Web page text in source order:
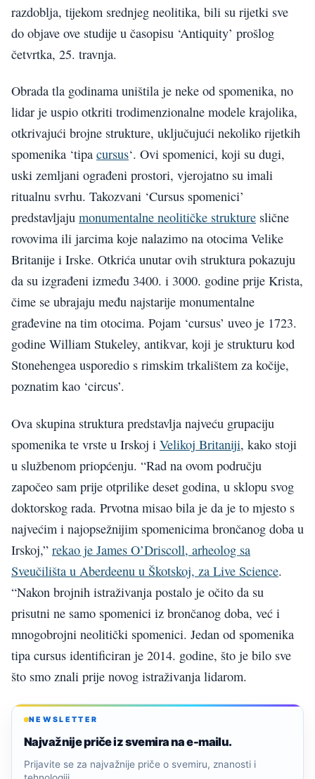
razdoblja, tijekom srednjeg neolitika, bili su rijetki sve
do objave ove studije u časopisu ‘Antiquity’ prošlog
četvrtka, 25. travnja.
Obrada tla godinama uništila je neke od spomenika, no
lidar je uspio otkriti trodimenzionalne modele krajolika,
otkrivajući brojne strukture, uključujući nekoliko rijetkih
spomenika ‘tipa cursus‘. Ovi spomenici, koji su dugi,
uski zemljani ograđeni prostori, vjerojatno su imali
ritualnu svrhu. Takozvani ‘Cursus spomenici’
predstavljaju monumentalne neolitičke strukture slične
rovovima ili jarcima koje nalazimo na otocima Velike
Britanije i Irske. Otkrića unutar ovih struktura pokazuju
da su izgrađeni između 3400. i 3000. godine prije Krista,
čime se ubrajaju među najstarije monumentalne
građevine na tim otocima. Pojam ‘cursus’ uveo je 1723.
godine William Stukeley, antikvar, koji je strukturu kod
Stonehengea usporedio s rimskim trkalištem za kočije,
poznatim kao ‘circus’.
Ova skupina struktura predstavlja najveću grupaciju
spomenika te vrste u Irskoj i Velikoj Britaniji, kako stoji
u službenom priopćenju. “Rad na ovom području
započeo sam prije otprilike deset godina, u sklopu svog
doktorskog rada. Prvotna misao bila je da je to mjesto s
najvećim i najopsežnijim spomenicima brončanog doba u
Irskoj,” rekao je James O’Driscoll, arheolog sa
Sveučilišta u Aberdeenu u Škotskoj, za Live Science.
“Nakon brojnih istraživanja postalo je očito da su
prisutni ne samo spomenici iz brončanog doba, već i
mnogobrojni neolitički spomenici. Jedan od spomenika
tipa cursus identificiran je 2014. godine, što je bilo sve
što smo znali prije novog istraživanja lidarom.
NEWSLETTER
Najvažnije priče iz svemira na e-mailu.
Prijavite se za najvažnije priče o svemiru, znanosti i